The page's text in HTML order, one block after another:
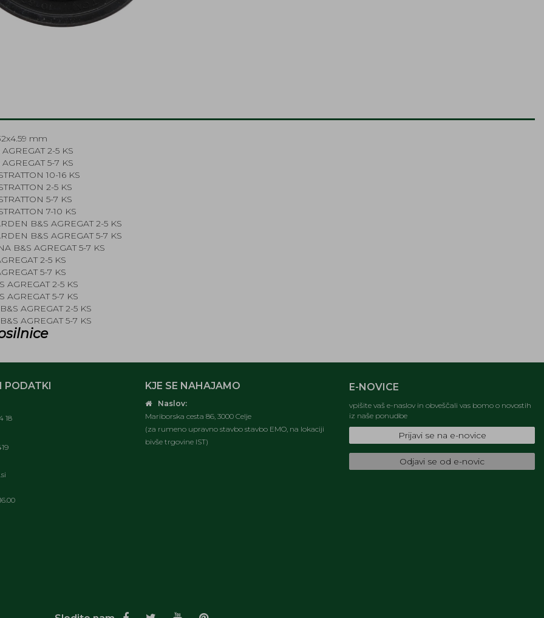
mm
2-5 KS
5-7 KS
10-16 KS
2-5 KS
5-7 KS
7-10 KS
B&S AGREGAT 2-5 KS
B&S AGREGAT 5-7 KS
B&S AGREGAT 5-7 KS
2-5 KS
5-7 KS
AGREGAT 2-5 KS
AGREGAT 5-7 KS
AGREGAT 2-5 KS
AGREGAT 5-7 KS
PODATKI
18
KJE SE NAHAJAMO
Naslov:
Mariborska cesta 86, 3000 Celje
(za rumeno upravno stavbo stavbo EMO, na lokaciji
bivše trgovine IST)
E-NOVICE
vpišite vaš e-naslov in obveščali vas bomo o novostih
iz naše ponudbe
Prijavi se na e-novice
Odjavi se od e-novic